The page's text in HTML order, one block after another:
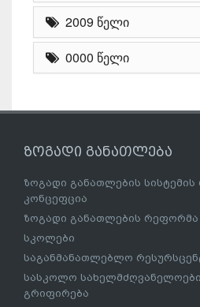
2009 წელი
0000 წელი
ზოგადი განათლება
ზოგადი განათლების
კონცეფცია
ზოგადი განათლების რეფორმა
სკოლები
საგანმანათლებლო
სასკოლო
გრიფირება